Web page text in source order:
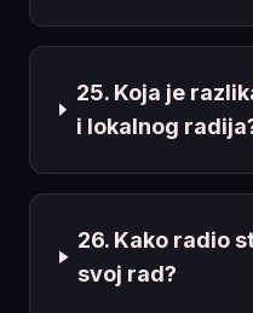
25. Koja je
i lokalnog
26. Kako radio
svoj rad?